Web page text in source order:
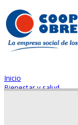
Inicio
Bienestar y salud